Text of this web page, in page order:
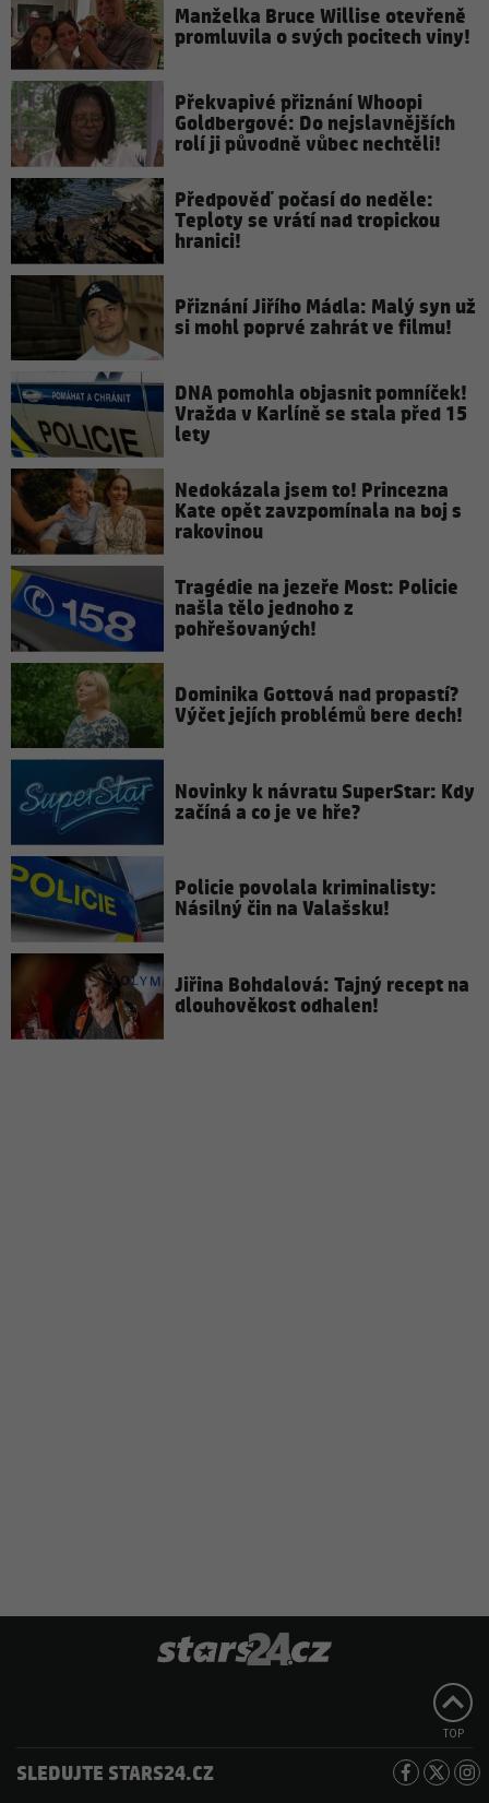
Manželka Bruce Willise otevřeně
promluvila o svých pocitech viny!
Překvapivé přiznání Whoopi
Goldbergové: Do nejslavnějších
rolí ji původně vůbec nechtěli!
Předpověď počasí do neděle:
Teploty se vrátí nad tropickou
hranici!
Přiznání Jiřího Mádla: Malý syn už
si mohl poprvé zahrát ve filmu!
DNA pomohla objasnit pomníček!
Vražda v Karlíně se stala před 15
lety
Nedokázala jsem to! Princezna
Kate opět zavzpomínala na boj s
rakovinou
Tragédie na jezeře Most: Policie
našla tělo jednoho z
pohřešovaných!
Dominika Gottová nad propastí?
Výčet jejích problémů bere dech!
Novinky k návratu SuperStar: Kdy
začíná a co je ve hře?
Policie povolala kriminalisty:
Násilný čin na Valašsku!
Jiřina Bohdalová: Tajný recept na
dlouhověkost odhalen!
TOP
SLEDUJTE STARS24.CZ